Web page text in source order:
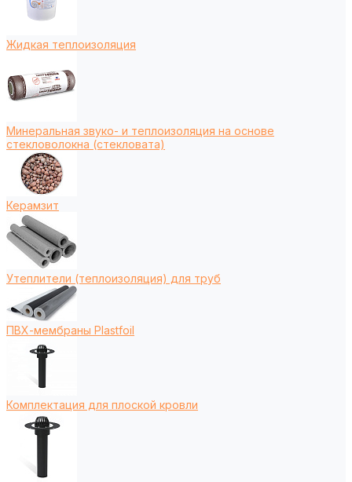
Жидкая теплоизоляция
Минеральная звуко- и теплоизоляция на основе
стекловолокна (стекловата)
Керамзит
Утеплители (теплоизоляция) для труб
ПВХ-мембраны Plastfoil
Комплектация для плоской кровли